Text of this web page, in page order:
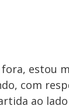
fora, estou
com
ao